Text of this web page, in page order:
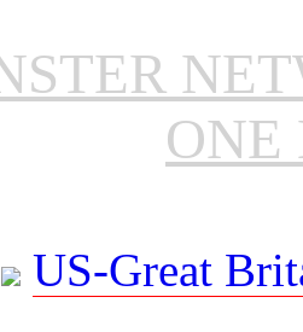
ONE
US-Great